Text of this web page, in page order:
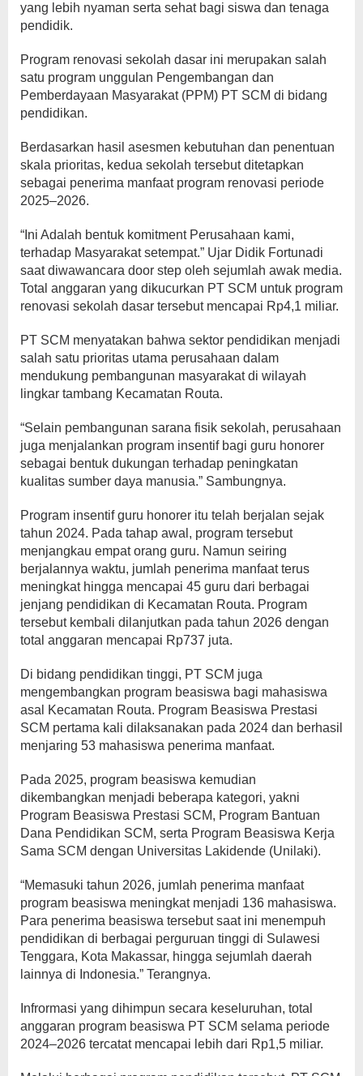
yang lebih nyaman serta sehat bagi siswa dan tenaga
pendidik.
Program renovasi sekolah dasar ini merupakan salah
satu program unggulan Pengembangan dan
Pemberdayaan Masyarakat (PPM) PT SCM di bidang
pendidikan.
Berdasarkan hasil asesmen kebutuhan dan penentuan
skala prioritas, kedua sekolah tersebut ditetapkan
sebagai penerima manfaat program renovasi periode
2025–2026.
“Ini Adalah bentuk komitment Perusahaan kami,
terhadap Masyarakat setempat.” Ujar Didik Fortunadi
saat diwawancara door step oleh sejumlah awak media.
Total anggaran yang dikucurkan PT SCM untuk program
renovasi sekolah dasar tersebut mencapai Rp4,1 miliar.
PT SCM menyatakan bahwa sektor pendidikan menjadi
salah satu prioritas utama perusahaan dalam
mendukung pembangunan masyarakat di wilayah
lingkar tambang Kecamatan Routa.
“Selain pembangunan sarana fisik sekolah, perusahaan
juga menjalankan program insentif bagi guru honorer
sebagai bentuk dukungan terhadap peningkatan
kualitas sumber daya manusia.” Sambungnya.
Program insentif guru honorer itu telah berjalan sejak
tahun 2024. Pada tahap awal, program tersebut
menjangkau empat orang guru. Namun seiring
berjalannya waktu, jumlah penerima manfaat terus
meningkat hingga mencapai 45 guru dari berbagai
jenjang pendidikan di Kecamatan Routa. Program
tersebut kembali dilanjutkan pada tahun 2026 dengan
total anggaran mencapai Rp737 juta.
Di bidang pendidikan tinggi, PT SCM juga
mengembangkan program beasiswa bagi mahasiswa
asal Kecamatan Routa. Program Beasiswa Prestasi
SCM pertama kali dilaksanakan pada 2024 dan berhasil
menjaring 53 mahasiswa penerima manfaat.
Pada 2025, program beasiswa kemudian
dikembangkan menjadi beberapa kategori, yakni
Program Beasiswa Prestasi SCM, Program Bantuan
Dana Pendidikan SCM, serta Program Beasiswa Kerja
Sama SCM dengan Universitas Lakidende (Unilaki).
“Memasuki tahun 2026, jumlah penerima manfaat
program beasiswa meningkat menjadi 136 mahasiswa.
Para penerima beasiswa tersebut saat ini menempuh
pendidikan di berbagai perguruan tinggi di Sulawesi
Tenggara, Kota Makassar, hingga sejumlah daerah
lainnya di Indonesia.” Terangnya.
Infrormasi yang dihimpun secara keseluruhan, total
anggaran program beasiswa PT SCM selama periode
2024–2026 tercatat mencapai lebih dari Rp1,5 miliar.